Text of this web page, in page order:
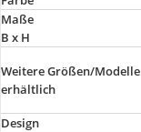
Maße
B x H
Weitere Größen/Modelle
erhältlich
Design